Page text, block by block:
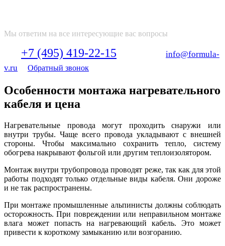
Мы ответим на все интересующие вас вопросы
+7 (495) 419-22-15
info@formula-
v.ru
Обратный звонок
Особенности монтажа нагревательного
кабеля и цена
Нагревательные провода могут проходить снаружи или
внутри трубы. Чаще всего провода укладывают с внешней
стороны. Чтобы максимально сохранить тепло, систему
обогрева накрывают фольгой или другим теплоизолятором.
Монтаж внутри трубопровода проводят реже, так как для этой
работы подходят только отдельные виды кабеля. Они дороже
и не так распространены.
При монтаже промышленные альпинисты должны соблюдать
осторожность. При повреждении или неправильном монтаже
влага может попасть на нагревающий кабель. Это может
привести к короткому замыканию или возгоранию.